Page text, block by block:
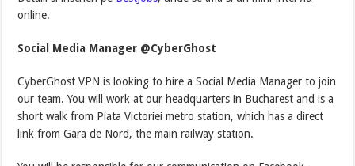
online.
Social Media Manager @CyberGhost
CyberGhost VPN is looking to hire a Social Media Manager to join
our team. You will work at our headquarters in Bucharest and is a
short walk from Piata Victoriei metro station, which has a direct
link from Gara de Nord, the main railway station.